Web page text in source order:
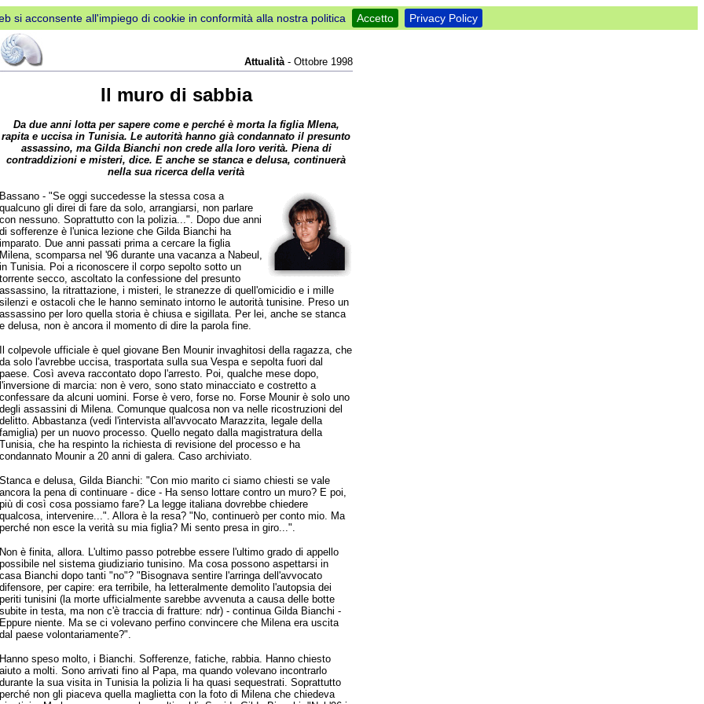
si acconsente all'impiego di cookie in conformità alla nostra politica Accetto Privacy Policy
Attualità - Ottobre 1998
Il muro di sabbia
Da due anni lotta per sapere come e perché è morta la figlia Mlena,
rapita e uccisa in Tunisia. Le autorità hanno già condannato il presunto
assassino, ma Gilda Bianchi non crede alla loro verità. Piena di
contraddizioni e misteri, dice. E anche se stanca e delusa, continuerà
nella sua ricerca della verità
Bassano - "Se oggi succedesse la stessa cosa a
qualcuno gli direi di fare da solo, arrangiarsi, non parlare
con nessuno. Soprattutto con la polizia...". Dopo due anni
di sofferenze è l'unica lezione che Gilda Bianchi ha
imparato. Due anni passati prima a cercare la figlia
Milena, scomparsa nel '96 durante una vacanza a Nabeul,
in Tunisia. Poi a riconoscere il corpo sepolto sotto un
torrente secco, ascoltato la confessione del presunto
assassino, la ritrattazione, i misteri, le stranezze di quell'omicidio e i mille
silenzi e ostacoli che le hanno seminato intorno le autorità tunisine. Preso un
assassino per loro quella storia è chiusa e sigillata. Per lei, anche se stanca
e delusa, non è ancora il momento di dire la parola fine.
Il colpevole ufficiale è quel giovane Ben Mounir invaghitosi della ragazza, che
da solo l'avrebbe uccisa, trasportata sulla sua Vespa e sepolta fuori dal
paese. Così aveva raccontato dopo l'arresto. Poi, qualche mese dopo,
l'inversione di marcia: non è vero, sono stato minacciato e costretto a
confessare da alcuni uomini. Forse è vero, forse no. Forse Mounir è solo uno
degli assassini di Milena. Comunque qualcosa non va nelle ricostruzioni del
delitto. Abbastanza (vedi l'intervista all'avvocato Marazzita, legale della
famiglia) per un nuovo processo. Quello negato dalla magistratura della
Tunisia, che ha respinto la richiesta di revisione del processo e ha
condannato Mounir a 20 anni di galera. Caso archiviato.
Stanca e delusa, Gilda Bianchi: "Con mio marito ci siamo chiesti se vale
ancora la pena di continuare - dice - Ha senso lottare contro un muro? E poi,
più di così cosa possiamo fare? La legge italiana dovrebbe chiedere
qualcosa, intervenire...". Allora è la resa? "No, continuerò per conto mio. Ma
perché non esce la verità su mia figlia? Mi sento presa in giro...".
Non è finita, allora. L'ultimo passo potrebbe essere l'ultimo grado di appello
possibile nel sistema giudiziario tunisino. Ma cosa possono aspettarsi in
casa Bianchi dopo tanti "no"? "Bisognava sentire l'arringa dell'avvocato
difensore, per capire: era terribile, ha letteralmente demolito l'autopsia dei
periti tunisini (la morte ufficialmente sarebbe avvenuta a causa delle botte
subite in testa, ma non c'è traccia di fratture: ndr) - continua Gilda Bianchi -
Eppure niente. Ma se ci volevano perfino convincere che Milena era uscita
dal paese volontariamente?".
Hanno speso molto, i Bianchi. Sofferenze, fatiche, rabbia. Hanno chiesto
aiuto a molti. Sono arrivati fino al Papa, ma quando volevano incontrarlo
durante la sua visita in Tunisia la polizia li ha quasi sequestrati. Soprattutto
perché non gli piaceva quella maglietta con la foto di Milena che chiedeva